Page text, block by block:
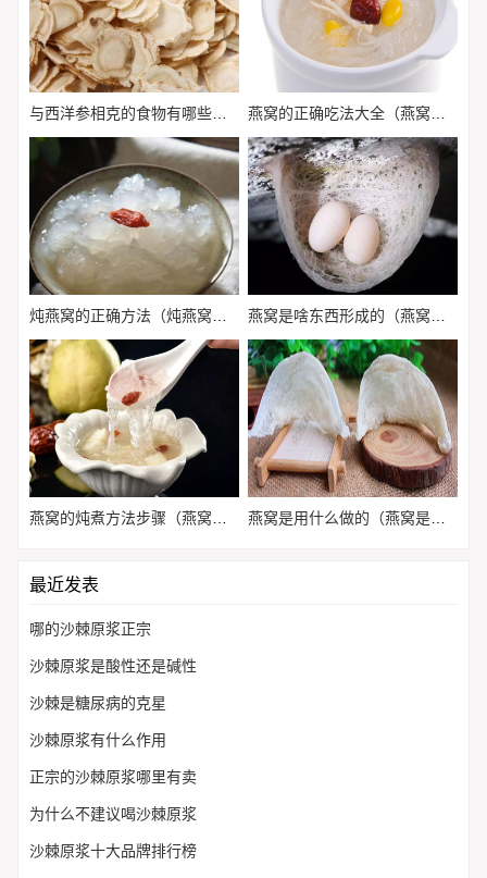
与西洋参相克的食物有哪些（西洋参和什么相克西洋参不能和什么一起吃）
燕窝是用什么做的（燕窝是怎么吃的）
最近发表
哪的沙棘原浆正宗
沙棘原浆是酸性还是碱性
沙棘是糖尿病的克星
沙棘原浆有什么作用
正宗的沙棘原浆哪里有卖
为什么不建议喝沙棘原浆
沙棘原浆十大品牌排行榜